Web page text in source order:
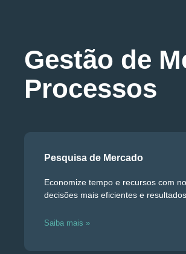
Gestão de
Processos
Pesquisa de Mercado
Economize tempo e recursos com
decisões mais eficientes e
Saiba mais »